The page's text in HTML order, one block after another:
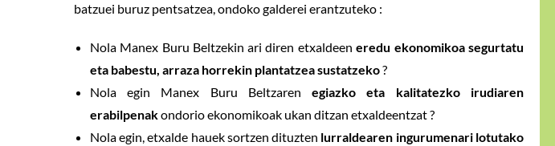
batzuei buruz pentsatzea, ondoko galderei erantzuteko :
Nola Manex Buru Beltzekin ari diren etxaldeen eredu ekonomikoa segurtatu
eta babestu, arraza horrekin plantatzea sustatzeko?
Nola egin Manex Buru Beltzaren egiazko eta kalitatezko irudiaren
erabilpenakondorio ekonomikoak ukan ditzan etxaldeentzat ?
Nola egin, etxalde hauek sortzen dituzten lurraldearen ingurumenari lotutako